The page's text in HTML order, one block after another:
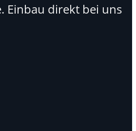
Einbau direkt bei uns